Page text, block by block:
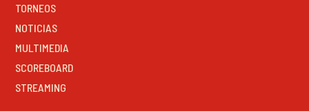
TORNEOS
NOTICIAS
MULTIMEDIA
SCOREBOARD
STREAMING